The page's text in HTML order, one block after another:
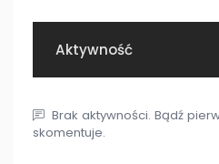
Aktywność
Brak aktywności. Bądź
skomentuje.